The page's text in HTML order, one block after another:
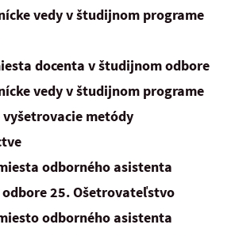
vedy v študijnom programe
docenta v študijnom odbore
vedy v študijnom programe
metódy
odborného asistenta
25. Ošetrovateľstvo
odborného asistenta